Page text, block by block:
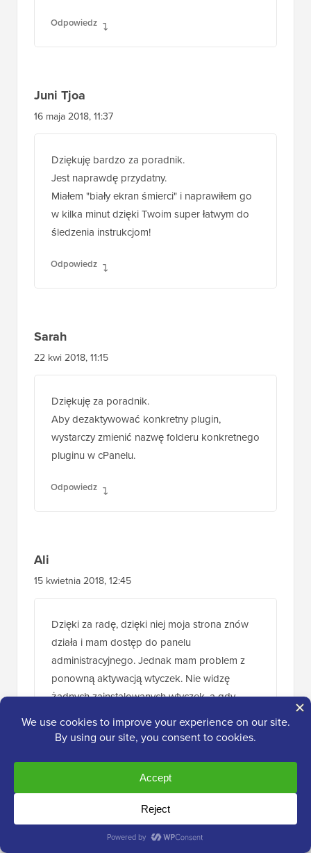
Odpowiedz
Juni Tjoa
16 maja 2018, 11:37
Dziękuję bardzo za poradnik.
Jest naprawdę przydatny.
Miałem "biały ekran śmierci" i naprawiłem go
w kilka minut dzięki Twoim super łatwym do
śledzenia instrukcjom!
Odpowiedz
Sarah
22 kwi 2018, 11:15
Dziękuję za poradnik.
Aby dezaktywować konkretny plugin,
wystarczy zmienić nazwę folderu konkretnego
pluginu w cPanelu.
Odpowiedz
Ali
15 kwietnia 2018, 12:45
Dzięki za radę, dzięki niej moja strona znów
działa i mam dostęp do panelu
administracyjnego. Jednak mam problem z
ponowną aktywacją wtyczek. Nie widzę
żadnych zainstalowanych wtyczek, a gdy
komunikat „nie można utworzyć katalogu”
Jeszcze raz dziękuję,